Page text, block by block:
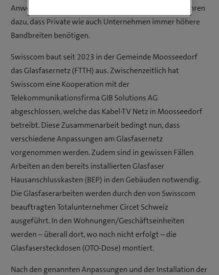
Anwendungen und der gestiegene Medienkonsum führen
dazu, dass Private wie auch Unternehmen immer höhere
Bandbreiten benötigen.
Swisscom baut seit 2023 in der Gemeinde Moosseedorf
das Glasfasernetz (FTTH) aus. Zwischenzeitlich hat
Swisscom eine Kooperation mit der
Telekommunikationsfirma GIB Solutions AG
abgeschlossen, welche das Kabel-TV Netz in Moosseedorf
betreibt. Diese Zusammenarbeit bedingt nun, dass
verschiedene Anpassungen am Glasfasernetz
vorgenommen werden. Zudem sind in gewissen Fällen
Arbeiten an den bereits installierten Glasfaser
Hausanschlusskasten (BEP) in den Gebäuden notwendig.
Die Glasfaserarbeiten werden durch den von Swisscom
beauftragten Totalunternehmer Circet Schweiz
ausgeführt. In den Wohnungen/Geschäftseinheiten
werden – überall dort, wo noch nicht erfolgt – die
Glasfasersteckdosen (OTO-Dose) montiert.
Nach den genannten Anpassungen und der Installation der